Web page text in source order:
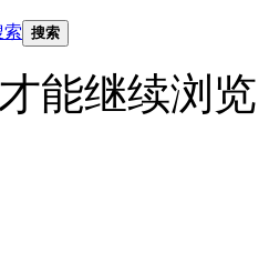
索 搜索
能继续浏览